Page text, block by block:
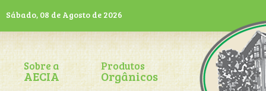
Sábado, 08 de Agosto de 2026
Sobre a
AECIA
Produtos
Orgânicos